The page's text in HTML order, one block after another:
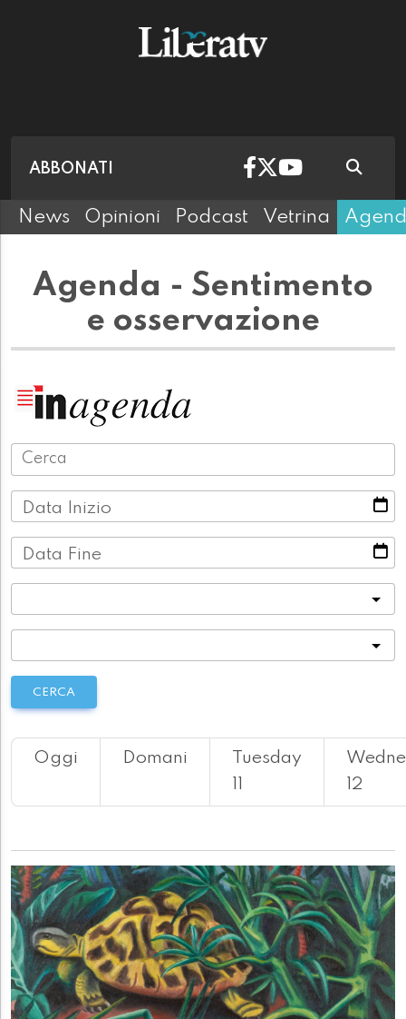
ABBONATI
News Opinioni Podcast Vetrina
Agenda - Sentimento
e osservazione
Data Inizio
Data Fine
CERCA
Oggi Domani
Tuesday
11
12